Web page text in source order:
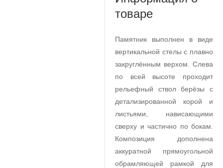
товаре
Памятник выполнен в виде
вертикальной стелы с плавно
закруглённым верхом. Слева
по всей высоте проходит
рельефный ствол берёзы с
детализированной корой и
листьями, нависающими
сверху и частично по бокам.
Композиция дополнена
аккуратной прямоугольной
обрамляющей рамкой для